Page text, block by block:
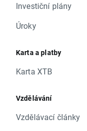
Investiční plány
Úroky
Karta a platby
Karta XTB
Vzdělávání
Vzdělávací články